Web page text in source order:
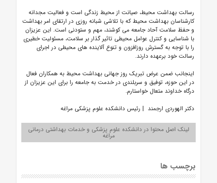
رسالت بهداشت محیط، صیانت از محیط زندگی است و فعالیت مجدانه
کارشناسان بهداشت محیط که با تلاشی شبانه روزی در ارتقای امر بهداشت
و حفظ سلامت آحاد جامعه می کوشند، مهم و ستودنی است. این عزیزان
با شناسایی و کنترل عوامل محیطی تاثیر گذار بر سلامت، مسئولیت خطیری
را با توجه به گسترش روزافزون و تنوع آلاینده های محیطی در اجرای
رسالت خود برعهده دارند.
اینجانب ضمن عرض تبریک روز جهانی بهداشت محیط به همکاران فعال
در این حوزه، توفیق و سربلندی در خدمت به جامعه را برای این عزیزان از
درگاه خداوند متعال خواستارم.
دکتر الهوردی ارجمند | رئیس دانشکده علوم پزشکی مراغه
لینک اصل محتوا در دانشکده علوم پزشکی و خدمات بهداشتی درمانی
مراغه
برچسب ها